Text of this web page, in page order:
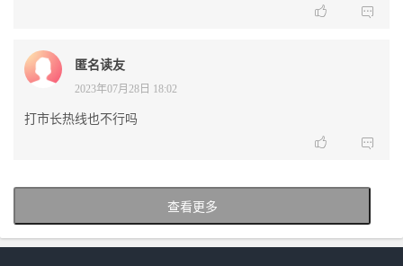


匿名读友
2023年07月28日 18:02
打市长热线也不行吗


查看更多